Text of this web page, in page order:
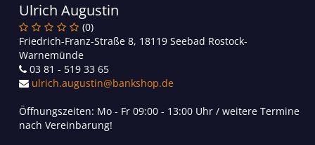
Ulrich Augustin
(0)
Friedrich-Franz-Straße 8, 18119 Seebad Rostock-
Warnemünde
03 81 - 519 33 65
ulrich.augustin@bankshop.de
Öffnungszeiten: Mo - Fr 09:00 - 13:00 Uhr / weitere Termine
nach Vereinbarung!